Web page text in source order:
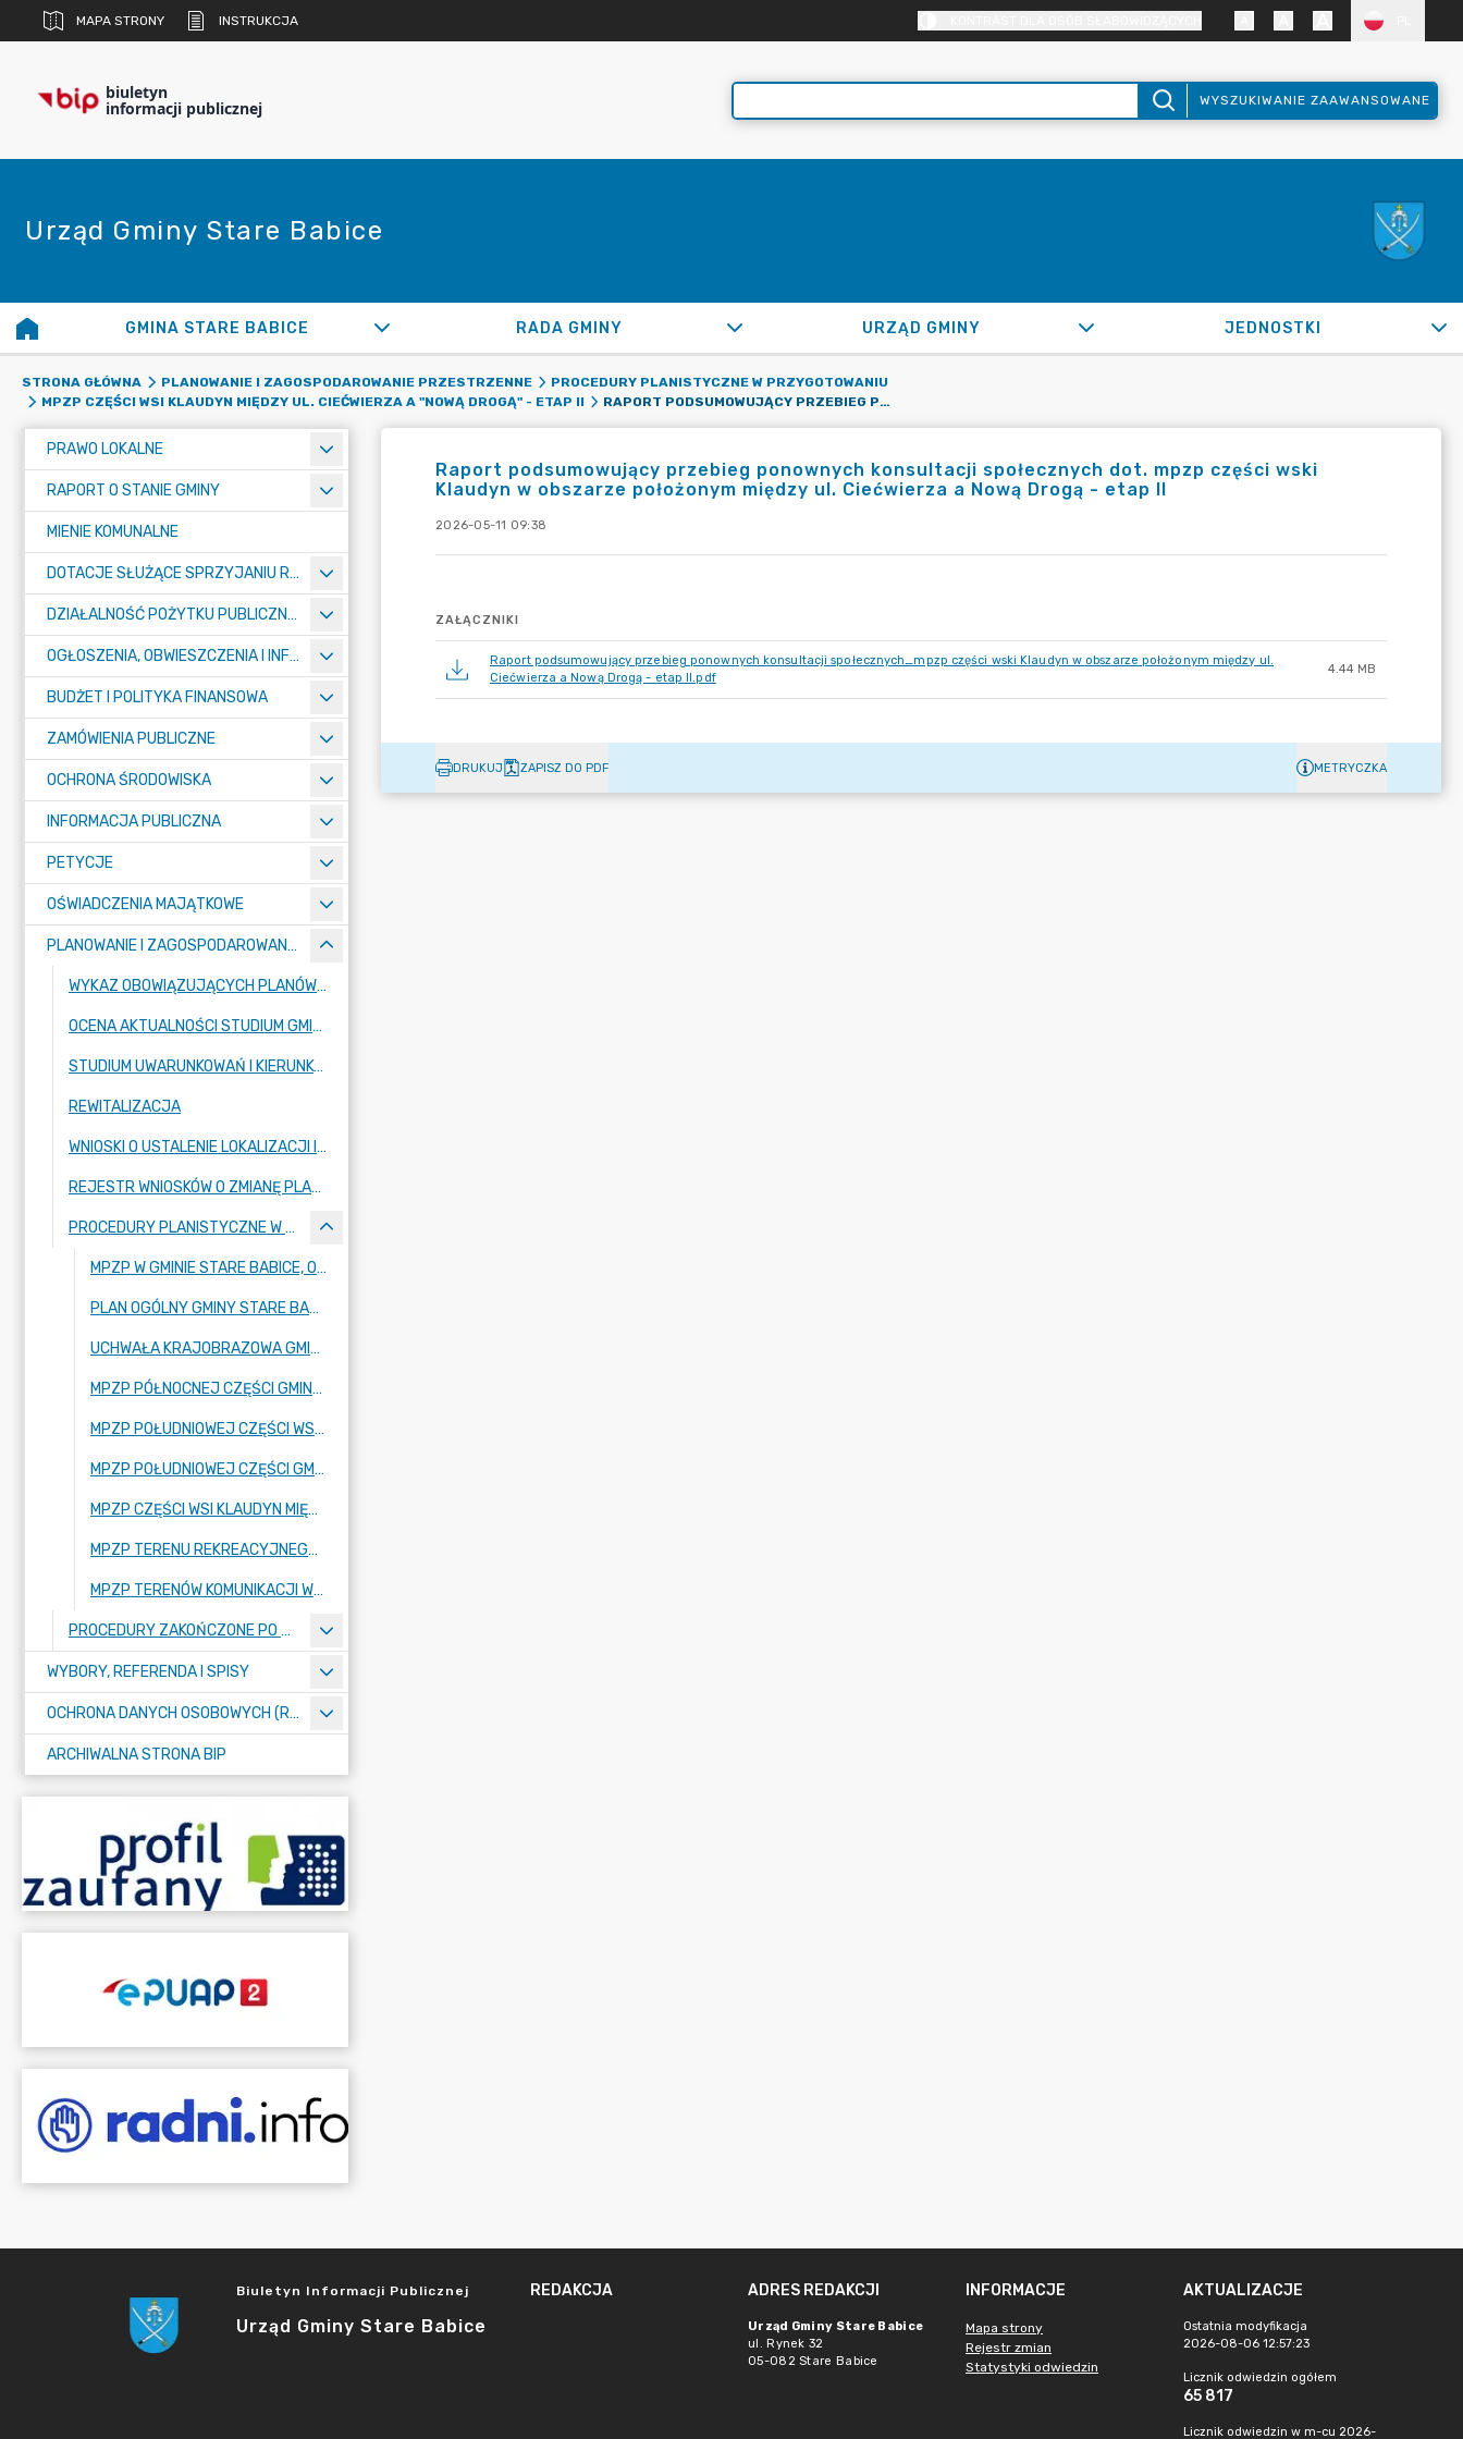
MAPA STRONY INSTRUKCJA
biuletyn
informacji publicznej WYSZUKIWANIE ZAAWANSOWANE
Urząd Gminy Stare Babice
GMINA STARE BABICE RADA GMINY URZĄD GMINY JEDNOSTKI
STRONA GŁÓWNA PLANOWANIE I ZAGOSPODAROWANIE PRZESTRZENNE
PROCEDURY PLANISTYCZNE W PRZYGOTOWANIU
MPZP CZĘŚCI WSI KLAUDYN MIĘDZY UL. CIEĆWIERZA A "NOWĄ DROGĄ" - ETAP II
RAPORT PODSUMOWUJĄCY PRZEBIEG PONOWNYCH KONSULTACJI SPOŁECZNYCH DOT. MPZP CZĘŚCI WSKI KLAUDYN W OBSZARZE POŁOŻONYM MIĘDZY UL. CIEĆWIERZA A NOWĄ DROGĄ - ETAP II
PRAWO LOKALNE
RAPORT O STANIE GMINY
MIENIE KOMUNALNE
DOTACJE SŁUŻĄCE SPRZYJANIU ROZWOJOWI SPORTU
DZIAŁALNOŚĆ POŻYTKU PUBLICZNEGO I POMOC SPOŁECZNA – KONKURSY
OGŁOSZENIA, OBWIESZCZENIA I INFORMACJE
BUDŻET I POLITYKA FINANSOWA
ZAMÓWIENIA PUBLICZNE
OCHRONA ŚRODOWISKA
INFORMACJA PUBLICZNA
PETYCJE
OŚWIADCZENIA MAJĄTKOWE
PLANOWANIE I ZAGOSPODAROWANIE PRZESTRZENNE
WYKAZ OBOWIĄZUJĄCYCH PLANÓW ZAGOSPODAROWANIA PRZESTRZENNEGO
OCENA AKTUALNOŚCI STUDIUM GMINY ORAZ PLANÓW MIEJSCOWYCH
STUDIUM UWARUNKOWAŃ I KIERUNKÓW ZAGOSPODAROWANIA PRZESTRZENNEGO GMINY STARE BABICE
REWITALIZACJA
WNIOSKI O USTALENIE LOKALIZACJI INWESTYCJI MIESZKANIOWEJ ORAZ INWESTYCJI TOWARZYSZĄCEJ
REJESTR WNIOSKÓW O ZMIANĘ PLANÓW MIEJSCOWYCH
PROCEDURY PLANISTYCZNE W PRZYGOTOWANIU
MPZP W GMINIE STARE BABICE, OBRĘB BLIZNE ŁASZCZYŃSKIEGO - ETAP II
PLAN OGÓLNY GMINY STARE BABICE
UCHWAŁA KRAJOBRAZOWA GMINY STARE BABICE
MPZP PÓŁNOCNEJ CZĘŚCI GMINY STARE BABICE
MPZP POŁUDNIOWEJ CZĘŚCI WSI STANISŁAWÓW
MPZP POŁUDNIOWEJ CZĘŚCI GMINY STARE BABICE
MPZP CZĘŚCI WSI KLAUDYN MIĘDZY UL. CIEĆWIERZA A "NOWĄ DROGĄ" - ETAP II
MPZP TERENU REKREACYJNEGO WE WSI BLIZNE ŁASZCZYŃSKIEGO
MPZP TERENÓW KOMUNIKACJI WE WSIACH LATCHORZEW I STARE BABICE
PROCEDURY ZAKOŃCZONE PO 2020 R.
WYBORY, REFERENDA I SPISY
OCHRONA DANYCH OSOBOWYCH (RODO)
ARCHIWALNA STRONA BIP
Raport podsumowujący przebieg ponownych konsultacji społecznych dot. mpzp części wski
Klaudyn w obszarze położonym między ul. Ciećwierza a Nową Drogą - etap II
2026-05-11 09:38
ZAŁĄCZNIKI
Raport podsumowujący przebieg ponownych konsultacji społecznych_mpzp części wski Klaudyn w obszarze położonym między ul.
Ciećwierza a Nową Drogą - etap II.pdf
4.44 MB
DRUKUJ ZAPISZ DO PDF METRYCZKA
Biuletyn Informacji Publicznej
Urząd Gminy Stare Babice
REDAKCJA ADRES REDAKCJI
Urząd Gminy Stare Babice
ul. Rynek 32
05-082 Stare Babice
INFORMACJE
Mapa strony
Rejestr zmian
Statystyki odwiedzin
AKTUALIZACJE
Ostatnia modyfikacja
2026-08-06 12:57:23
Licznik odwiedzin ogółem
65 817
Licznik odwiedzin w m-cu 2026-